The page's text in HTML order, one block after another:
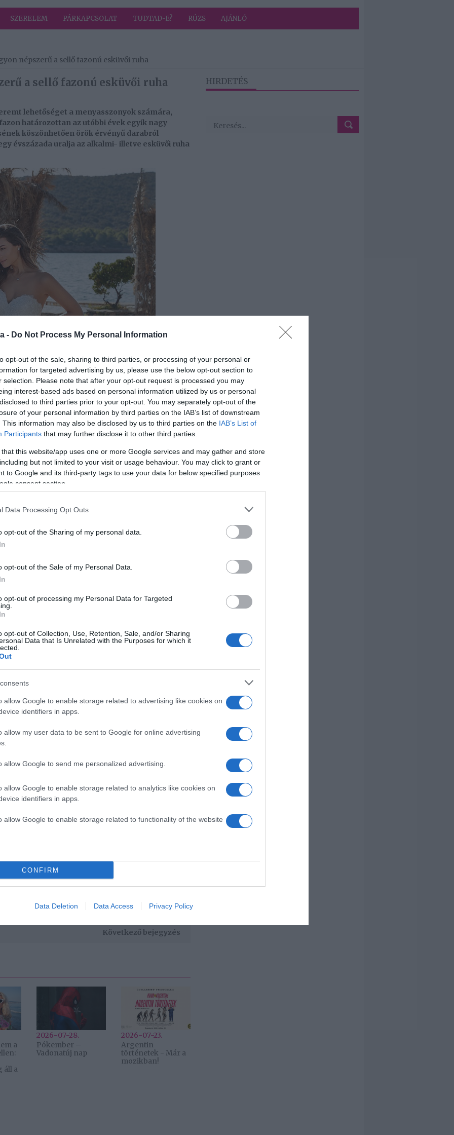
- Do Not Process My Personal Information
opt-out of the sale, sharing to third parties, or processing of your personal or
for targeted advertising by us, please use the below opt-out section to
selection. Please note that after your opt-out request is processed you may
interest-based ads based on personal information utilized by us or personal
to third parties prior to your opt-out. You may separately opt-out of the
of your personal information by third parties on the IAB’s list of downstream
This information may also be disclosed by us to third parties on the IAB’s List of
Participants that may further disclose it to other third parties.
that this website/app uses one or more Google services and may gather and store
but not limited to your visit or usage behaviour. You may click to grant or
to Google and its third-party tags to use your data for below specified purposes
consent section.
Data Processing Opt Outs
opt-out of the Sharing of my personal data.
opt-out of the Sale of my Personal Data.
opt-out of processing my Personal Data for Targeted
opt-out of Collection, Use, Retention, Sale, and/or Sharing
Data that Is Unrelated with the Purposes for which it
allow Google to enable storage related to advertising like cookies on
identifiers in apps.
allow my user data to be sent to Google for online advertising
allow Google to send me personalized advertising.
allow Google to enable storage related to analytics like cookies on
identifiers in apps.
allow Google to enable storage related to functionality of the website
CONFIRM
Data Deletion Data Access Privacy Policy
SZERELEM PÁRKAPCSOLAT TUDTAD-E? RÚZS AJÁNLÓ
népszerű a sellő fazonú esküvői ruha
a sellő fazonú esküvői ruha
lehetőséget a menyasszonyok számára,
határozottan az utóbbi évek egyik nagy
köszönhetően örök érvényű darabról
évszázada uralja az alkalmi- illetve esküvői ruha
század végén megjelent trend-váltás, amikor a
a járáshoz minimálisan szükséges
megmaradt, felidézve ezzel a sellő uszonyok
1930-ban Marcel Rochas tervező tárta a
sikert aratott. Rochas célja az volt, hogy
megjelenés és a nőiesség kihangsúlyozása
a Vogue számában is megjelent a sellőruha,
végig a hollywoodi színésznők között, és
jegyek ellenére meglehetősen
Találhatunk strasszokkal vagy csipkével
a kivágásokkal és a 3D-s díszítőelemekkel.
darabok is, így minden stílusú menyasszony
az esküvő hangulatához illő sziluettet.
mégis kissé drámai benyomást teremt.További
mutat.
beszűkülése miatt sem, bár kétségtelenül
mint egy könnyű A-vonalú esküvői ruha
pár lépést és üljünk le egy kicsit a felvett
kényelmes számunkra a viselet.
Pinterest
Veronica Lang , sellő fazon
Következő bejegyzés
a
áll a
2026-07-28.
Pókember –
Vadonatúj nap
2026-07-23.
Argentin
történetek - Már a
mozikban!
HIRDETÉS